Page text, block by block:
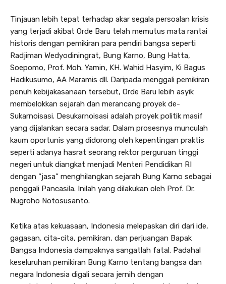
Tinjauan lebih tepat terhadap akar segala persoalan krisis
yang terjadi akibat Orde Baru telah memutus mata rantai
historis dengan pemikiran para pendiri bangsa seperti
Radjiman Wedyodiningrat, Bung Karno, Bung Hatta,
Soepomo, Prof. Moh. Yamin, KH. Wahid Hasyim, Ki Bagus
Hadikusumo, AA Maramis dll. Daripada menggali pemikiran
penuh kebijakasanaan tersebut, Orde Baru lebih asyik
membelokkan sejarah dan merancang proyek de-
Sukarnoisasi. Desukarnoisasi adalah proyek politik masif
yang dijalankan secara sadar. Dalam prosesnya munculah
kaum oportunis yang didorong oleh kepentingan praktis
seperti adanya hasrat seorang rektor perguruan tinggi
negeri untuk diangkat menjadi Menteri Pendidikan RI
dengan “jasa” menghilangkan sejarah Bung Karno sebagai
penggali Pancasila. Inilah yang dilakukan oleh Prof. Dr.
Nugroho Notosusanto.
Ketika atas kekuasaan, Indonesia melepaskan diri dari ide,
gagasan, cita-cita, pemikiran, dan perjuangan Bapak
Bangsa Indonesia dampaknya sangatlah fatal. Padahal
keseluruhan pemikiran Bung Karno tentang bangsa dan
negara Indonesia digali secara jernih dengan